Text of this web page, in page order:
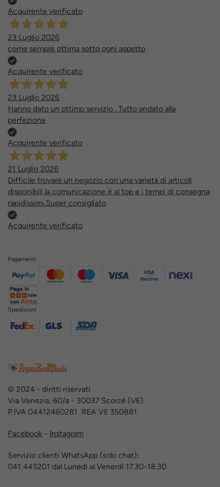
Acquirente verificato
23 Luglio 2026
come sempre ottima sotto ogni aspetto
Acquirente verificato
23 Luglio 2026
Hanno dato un ottimo servizio . Tutto andato alla
perfezione
Acquirente verificato
21 Luglio 2026
Difficile trovare un negozio con una varietà di articoli
disponibili,la comunicazione è al top e i tempi di consegna
rapidissimi.Super consigliato
Acquirente verificato
Pagamenti
Spedizioni
© 2024 - diritti riservati
Via Venezia, 60/a - 30037 Scorzè (VE)
P.IVA 04412460281 REA VE 350881
Facebook - Instagram
Servizio clienti WhatsApp (solo chat):
041 445201 dal Lunedì al Venerdì 17.30-18.30